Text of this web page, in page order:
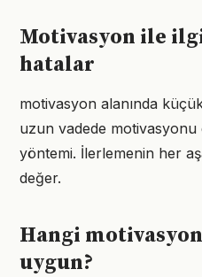
Motivasyon ile
hatalar
motivasyon alanında
uzun vadede motivasyonu
yöntemi. İlerlemenin her
değer.
Hangi
uygun?